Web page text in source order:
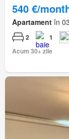
540 €/
Apartament în
2 1
Acum 30+ zile